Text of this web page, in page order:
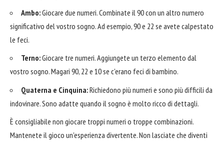
Ambo:Giocare due numeri. Combinate il 90 con un altro numero
significativo del vostro sogno. Ad esempio, 90 e 22 se avete calpestato
le feci.
Terno:Giocare tre numeri. Aggiungete un terzo elemento dal
vostro sogno. Magari 90, 22 e 10 se c'erano feci di bambino.
Quaterna e Cinquina:Richiedono più numeri e sono più difficili da
indovinare. Sono adatte quando il sogno è molto ricco di dettagli.
È consigliabile non giocare troppi numeri o troppe combinazioni.
Mantenete il gioco un'esperienza divertente. Non lasciate che diventi